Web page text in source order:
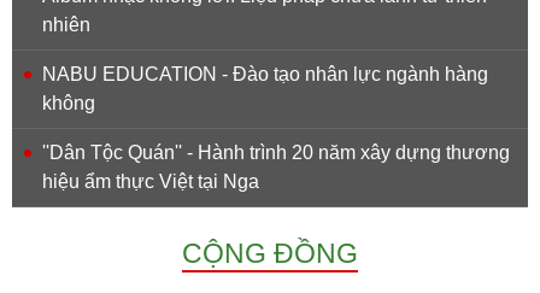
nhiên
NABU EDUCATION - Đào tạo nhân lực ngành hàng
không
''Dân Tộc Quán'' - Hành trình 20 năm xây dựng thương
hiệu ẩm thực Việt tại Nga
CỘNG ĐỒNG